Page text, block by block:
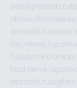
oooagrosnab.ru
ukrasotki.ru
sovratili.ru
rbc-news.ru
13autor-
hostserve.ru
neznobi.ru